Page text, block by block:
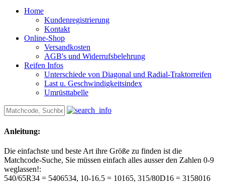
Home
Kundenregistrierung
Kontakt
Online-Shop
Versandkosten
AGB's und Widerrufsbelehrung
Reifen Infos
Unterschiede von Diagonal und Radial-Traktorreifen
Last u. Geschwindigkeitsindex
Umrüsttabelle
Anleitung:
Die einfachste und beste Art ihre Größe zu finden ist die
Matchcode-Suche, Sie müssen einfach alles ausser den Zahlen 0-9
weglassen!:
540/65R34 = 5406534, 10-16.5 = 10165, 315/80D16 = 3158016